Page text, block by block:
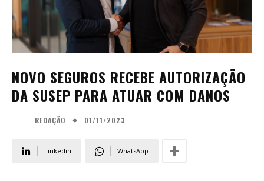
NOVO SEGUROS RECEBE AUTORIZAÇÃO
DA SUSEP PARA ATUAR COM DANOS
REDAÇÃO 01/11/2023
Linkedin WhatsApp